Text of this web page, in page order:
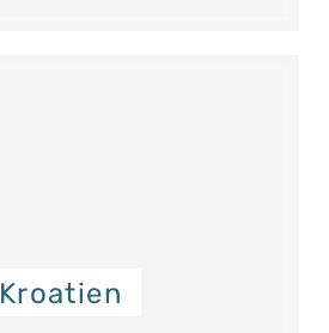
Kroatien